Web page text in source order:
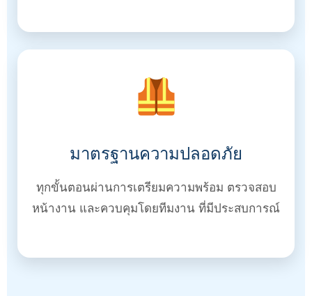
มาตรฐานความปลอดภัย
ทุกขั้นตอนผ่านการเตรียมความพร้อม ตรวจสอบ
หน้างาน และควบคุมโดยทีมงาน ที่มีประสบการณ์